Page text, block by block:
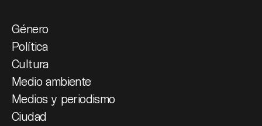
Género
Política
Cultura
Medio ambiente
Medios y periodismo
Ciudad